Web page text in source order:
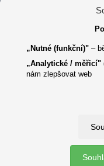
K jakémukoliv užití
Copyright
„Nutné (funkční)" –
„Analytické / měřicí"
nám zlepšovat web